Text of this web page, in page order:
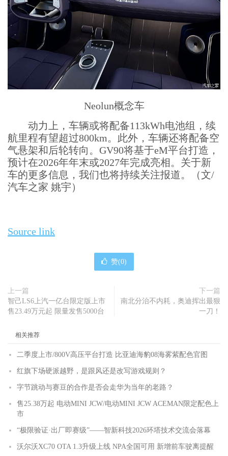
Neolun概念车
动力上，车辆或将配备113kWh电池组，续
航里程有望超过800km。此外，车辆还将配备空
气悬架和后轮转向。GV90将基于eM平台打造，
预计在2026年年末或2027年完成亮相。关于新
车的更多信息，我们也将持续关注报道。（文/
汽车之家 姚宇）
Source link
赞(0)
上一篇
智己LS6上汽一亿台限定版上市
售23.49万元起 限量发售5000台
下一篇
南北分治不内耗，奥迪挥出最狠
一刀！
相关推荐
二季度上市/800V高压平台打造 比亚迪海豹08海雾紫配色官图
红旗下场硬派越野，是跟风还是改写游戏规则？
字节跳动与赛豆的合作是否会走华为当年的老路？
售25.38万起 电动MINI JCW/电动MINI JCW ACEMAN限定配色上
市
“极限验证·出厂即赛级”——智新科技2026环塔技术交流会落幕
沃尔沃XC70 OTA 1.3升级上线 NPA全国可用 新增前车驶离提醒